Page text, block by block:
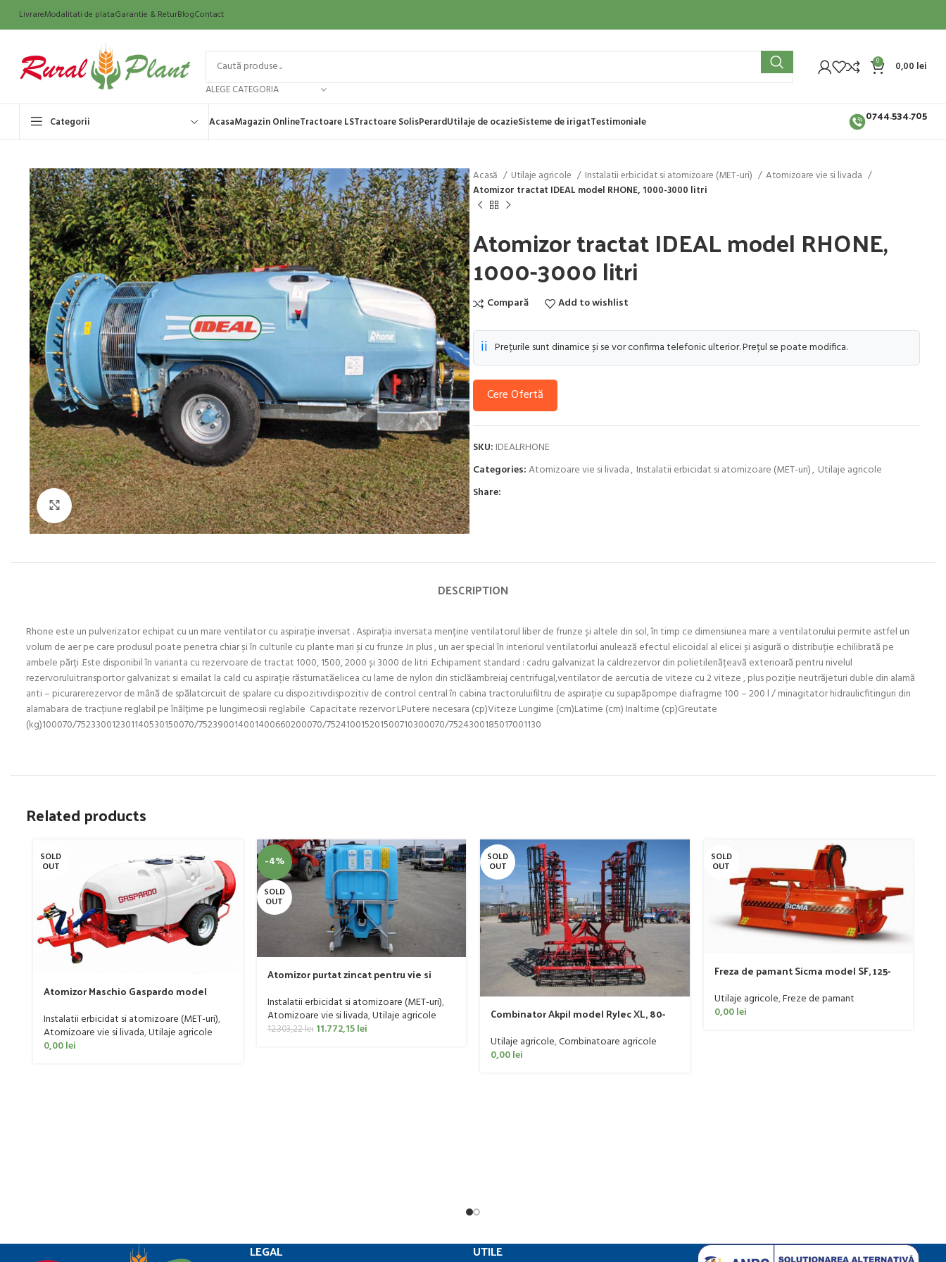
LivrareModalitati de plataGarantie & ReturBlogContact
ALEGE CATEGORIA
0 0,00 lei
Categorii AcasaMagazin OnlineTractoare LSTractoare SolisPerardUtilaje de ocazieSisteme de irigatTestimoniale 0744.534.705
Click to enlarge
Acasă Utilaje agricole Instalatii erbicidat si atomizoare (MET-uri)
Atomizoare vie si livada
Atomizor tractat IDEAL model RHONE, 1000-3000 litri
Atomizor tractat IDEAL model RHONE,
1000-3000 litri
Compară Add to wishlist
ℹ️ Prețurile sunt dinamice și se vor confirma telefonic ulterior. Prețul se poate modifica.
Cere Ofertă
SKU: IDEALRHONE
Categories:Atomizoare vie si livada, Instalatii erbicidat si atomizoare (MET-uri), Utilaje agricole
Share:
DESCRIPTION
Rhone este un pulverizator echipat cu un mare ventilator cu aspirație inversat . Aspirația inversata menține ventilatorul liber de frunze și altele din sol, în timp ce dimensiunea mare a ventilatorului permite astfel un
volum de aer pe care produsul poate penetra chiar și în culturile cu plante mari și cu frunze .In plus , un aer special în interiorul ventilatorlui anulează efectul elicoidal al elicei și asigură o distribuție echilibrată pe
ambele părți .Este disponibil în varianta cu rezervoare de tractat 1000, 1500, 2000 și 3000 de litri .Echipament standard : cadru galvanizat la caldrezervor din polietilenățeavă exterioară pentru nivelul
rezervoruluitransportor galvanizat si emailat la cald cu aspirație răsturnatăelicea cu lame de nylon din sticlăambreiaj centrifugal,ventilator de aercutia de viteze cu 2 viteze , plus poziție neutrăjeturi duble din alamă
anti – picurarerezervor de mână de spălatcircuit de spalare cu dispozitivdispozitiv de control central în cabina tractoruluifiltru de aspirație cu supapăpompe diafragme 100 – 200 l / minagitator hidraulicfitinguri din
alamabara de tracțiune reglabil pe înălțime pe lungimeosii reglabile Capacitate rezervor LPutere necesara (cp)Viteze Lungime (cm)Latime (cm) Inaltime (cp)Greutate
(kg)100070/752330012301140530150070/752390014001400660200070/752410015201500710300070/7524300185017001130
Related products
SOLD
OUT
Atomizor Maschio Gaspardo model
Instalatii erbicidat si atomizoare (MET-uri),
Atomizoare vie si livada,Utilaje agricole
0,00lei
-4%
SOLD
OUT
Atomizor purtat zincat pentru vie si
Instalatii erbicidat si atomizoare (MET-uri),
Atomizoare vie si livada,Utilaje agricole
12.303,22lei 11.772,15lei
SOLD
OUT
Combinator Akpil model Rylec XL, 80-
Utilaje agricole,Combinatoare agricole
0,00lei
SOLD
OUT
Freza de pamant Sicma model SF, 125-
Utilaje agricole,Freze de pamant
0,00lei
LEGAL UTILE